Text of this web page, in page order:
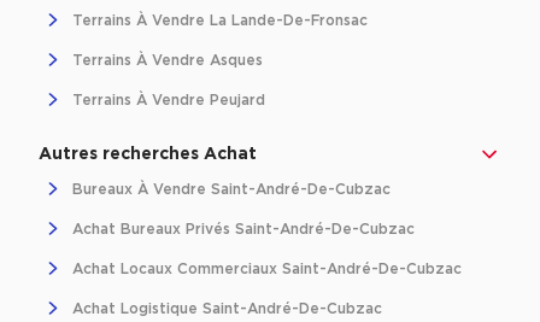
Achat d'Entrepôts / Activités
Achat d'Entrepôts / Activités en Ille-et-Vilaine
Achat d'Entrepôts / Activités à Lyon
Collections d'Entrepôts / Activités
Entrepôts et Locaux d'activités indépendants
Terrains À Vendre La Lande-De-Fronsac
Terrains À Vendre Asques
Terrains À Vendre Peujard
Autres recherches Achat
Bureaux À Vendre Saint-André-De-Cubzac
Achat Bureaux Privés Saint-André-De-Cubzac
Achat Locaux Commerciaux Saint-André-De-Cubzac
Achat Logistique Saint-André-De-Cubzac